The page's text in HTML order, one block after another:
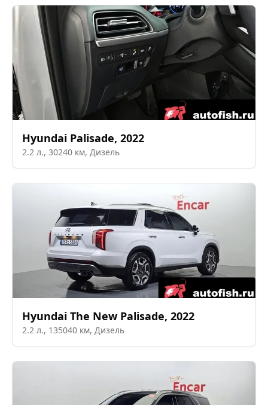
Hyundai Palisade, 2022
2.2 л., 30240 км, Дизель
Hyundai The New Palisade, 2022
2.2 л., 135040 км, Дизель